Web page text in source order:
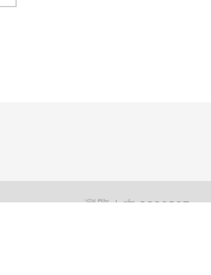
瀏覽人次 3228587